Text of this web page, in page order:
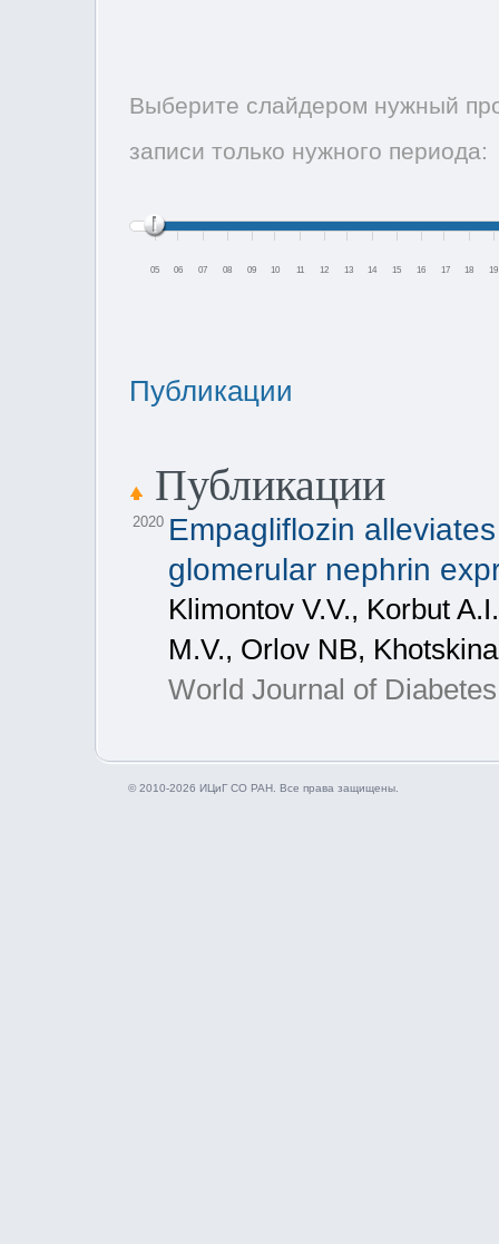
Выберите слайдером нужный
записи только нужного периода:
05 06 07 08 09 10 11 12 13 14 15 16 17 18 19
Публикации
Публикации
2020 Empagliflozin
glomerular nephrin
Klimontov V.V., Korbut
M.V., Orlov NB,
World Journal of
© 2010-2026 ИЦиГ СО РАН. Все права защищены.